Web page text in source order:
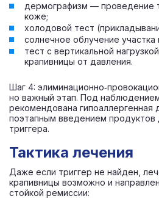
дермографизм — проведение
коже;
холодовой тест
солнечное облучение участка
тест с вертикальной
крапивницы от давления.
Шаг 4:
но важный этап. Под
рекомендована
поэтапным введением продуктов
триггера.
Тактика лечения
Даже если триггер не найден,
крапивницы возможно и
стойкой ремиссии: